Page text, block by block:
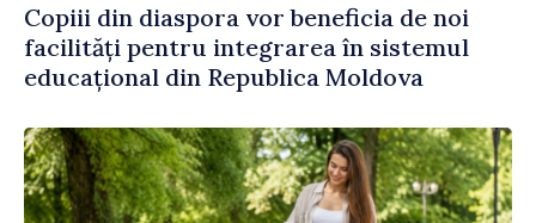
Copiii din diaspora vor beneficia de noi
facilități pentru integrarea în sistemul
educațional din Republica Moldova